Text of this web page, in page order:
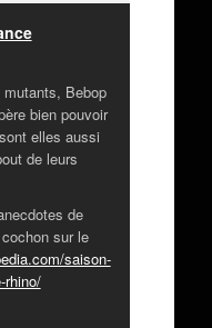
Bebop
bien pouvoir
elles aussi
de leurs
de
sur le
saison-
rhino/